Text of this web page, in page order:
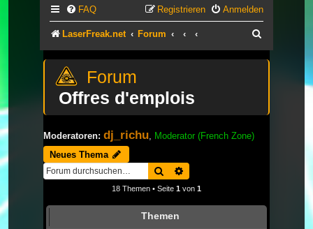
FAQ Anmelden
Registrieren
LaserFreak.net Forum
Offres d'emplois
Moderatoren: dj_richu Moderator (French Zone)
Neues Thema
Suche
18 Themen • Seite 1 von 1
Themen